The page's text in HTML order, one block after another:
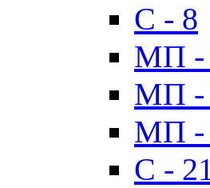
C - 8
МП -
МП -
МП -
C -